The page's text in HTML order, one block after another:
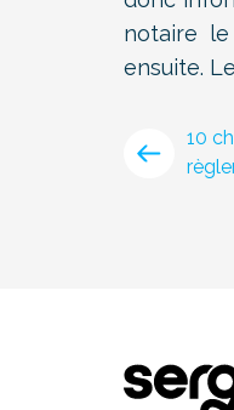
notaire
ensuite.
10